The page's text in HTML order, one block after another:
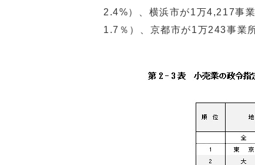
2.4%）、横浜市が1万4,217事
1.7％）、京都市が1万243事業